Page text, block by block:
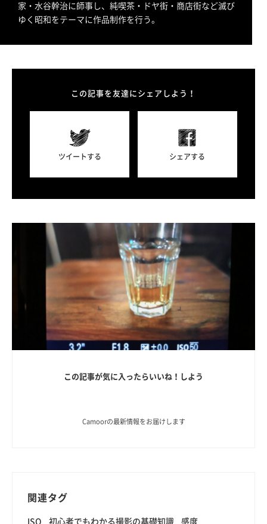
家・水谷幹治に師事し、純喫茶・ドヤ街・商店街など滅び
ゆく昭和をテーマに作品制作を行う。
この記事を友達にシェアしよう！
ツイートする シェアする
この記事が気に入ったらいいね！しよう
Camoorの最新情報をお届けします
関連タグ
ISO 初心者でもわかる撮影の基礎知識 感度